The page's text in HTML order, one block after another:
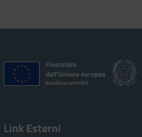
Link Esterni